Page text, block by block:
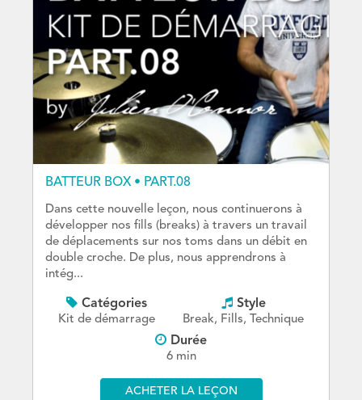
BATTEUR BOX • PART.08
Dans cette nouvelle leçon, nous continuerons à
développer nos fills (breaks) à travers un travail
de déplacements sur nos toms dans un débit en
double croche. De plus, nous apprendrons à
intég...
Catégories
Kit de démarrage
Style
Break, Fills, Technique
Durée
6 min
ACHETER LA LEÇON